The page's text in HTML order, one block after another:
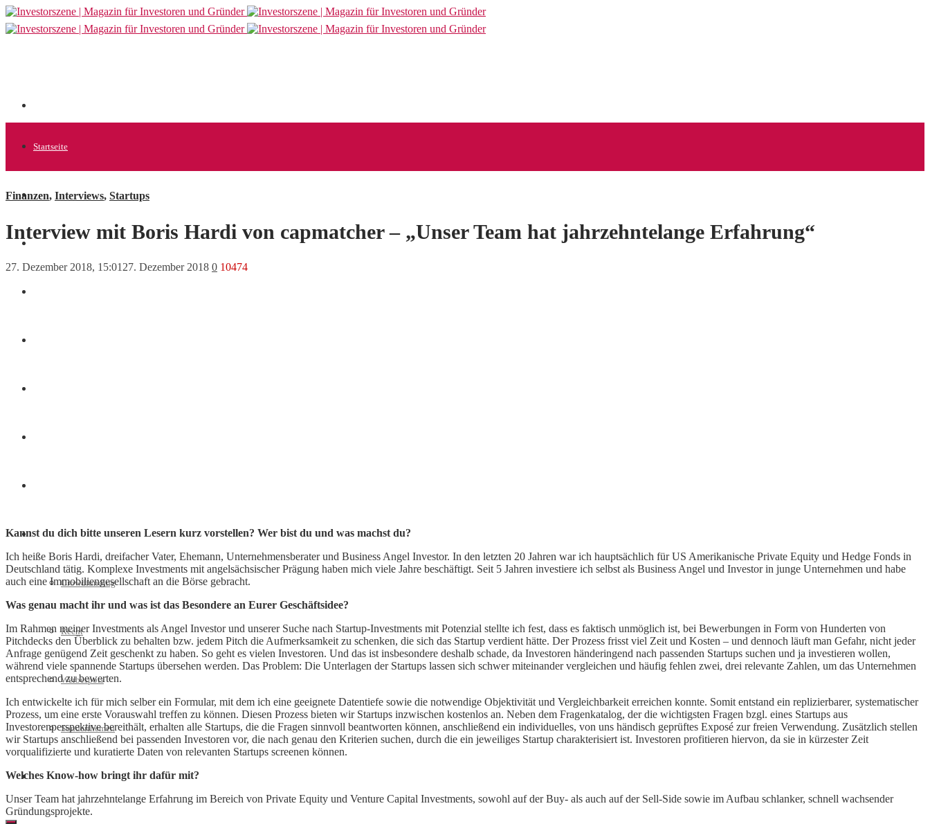
Startseite
Allgemein
Weitere
Crowdfunding
Recht
Werbespots
Sonderthemen
Geschäftskonto eröffnen
Finanzen, Interviews, Startups
Interview mit Boris Hardi von capmatcher – „Unser Team hat jahrzehntelange Erfahrung“
27. Dezember 2018, 15:01 27. Dezember 2018 0 10474
Kannst du dich bitte unseren Lesern kurz vorstellen? Wer bist du und was machst du?
Ich heiße Boris Hardi, dreifacher Vater, Ehemann, Unternehmensberater und Business Angel Investor. In den letzten 20 Jahren war ich hauptsächlich für US Amerikanische Private Equity und Hedge Fonds in
Deutschland tätig. Komplexe Investments mit angelsächsischer Prägung haben mich viele Jahre beschäftigt. Seit 5 Jahren investiere ich selbst als Business Angel und Investor in junge Unternehmen und habe
auch eine Immobiliengesellschaft an die Börse gebracht.
Was genau macht ihr und was ist das Besondere an Eurer Geschäftsidee?
Im Rahmen meiner Investments als Angel Investor und unserer Suche nach Startup-Investments mit Potenzial stellte ich fest, dass es faktisch unmöglich ist, bei Bewerbungen in Form von Hunderten von
Pitchdecks den Überblick zu behalten bzw. jedem Pitch die Aufmerksamkeit zu schenken, die sich das Startup verdient hätte. Der Prozess frisst viel Zeit und Kosten – und dennoch läuft man Gefahr, nicht jeder
Anfrage genügend Zeit geschenkt zu haben. So geht es vielen Investoren. Und das ist insbesondere deshalb schade, da Investoren händeringend nach passenden Startups suchen und ja investieren wollen,
während viele spannende Startups übersehen werden. Das Problem: Die Unterlagen der Startups lassen sich schwer miteinander vergleichen und häufig fehlen zwei, drei relevante Zahlen, um das Unternehmen
entsprechend zu bewerten.
Ich entwickelte ich für mich selber ein Formular, mit dem ich eine geeignete Datentiefe sowie die notwendige Objektivität und Vergleichbarkeit erreichen konnte. Somit entstand ein replizierbarer, systematischer
Prozess, um eine erste Vorauswahl treffen zu können. Diesen Prozess bieten wir Startups inzwischen kostenlos an. Neben dem Fragenkatalog, der die wichtigsten Fragen bzgl. eines Startups aus
Investorenperspektive bereithält, erhalten alle Startups, die die Fragen sinnvoll beantworten können, anschließend ein individuelles, von uns händisch geprüftes Exposé zur freien Verwendung. Zusätzlich stellen
wir Startups anschließend bei passenden Investoren vor, die nach genau den Kriterien suchen, durch die ein jeweiliges Startup charakterisiert ist. Investoren profitieren hiervon, da sie in kürzester Zeit
vorqualifizierte und kuratierte Daten von relevanten Startups screenen können.
Welches Know-how bringt ihr dafür mit?
Unser Team hat jahrzehntelange Erfahrung im Bereich von Private Equity und Venture Capital Investments, sowohl auf der Buy- als auch auf der Sell-Side sowie im Aufbau schlanker, schnell wachsender
Gründungsprojekte.